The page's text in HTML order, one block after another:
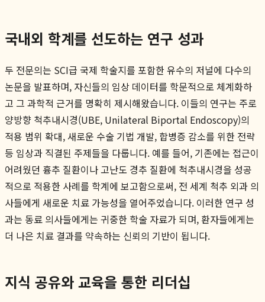
국내외 학계를 선도하는 연구 성과
두 전문의는 SCI급 국제 학술지를 포함한 유수의 저널에 다수의
논문을 발표하며, 자신들의 임상 데이터를 학문적으로 체계화하
고 그 과학적 근거를 명확히 제시해왔습니다. 이들의 연구는 주로
양방향 척추내시경(UBE, Unilateral Biportal Endoscopy)의
적용 범위 확대, 새로운 수술 기법 개발, 합병증 감소를 위한 전략
등 임상과 직결된 주제들을 다룹니다. 예를 들어, 기존에는 접근이
어려웠던 흉추 질환이나 고난도 경추 질환에 척추내시경을 성공
적으로 적용한 사례를 학계에 보고함으로써, 전 세계 척추 외과 의
사들에게 새로운 치료 가능성을 열어주었습니다. 이러한 연구 성
과는 동료 의사들에게는 귀중한 학술 자료가 되며, 환자들에게는
더 나은 치료 결과를 약속하는 신뢰의 기반이 됩니다.
지식 공유와 교육을 통한 리더십